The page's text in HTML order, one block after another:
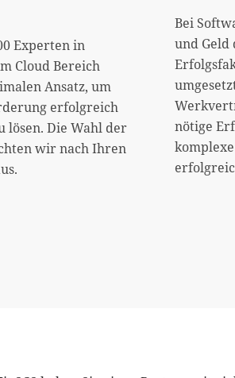
Experten in
Cloud Bereich
Ansatz, um
erfolgreich
lösen. Die Wahl der
wir nach Ihren
Bei
und Geld
nötige